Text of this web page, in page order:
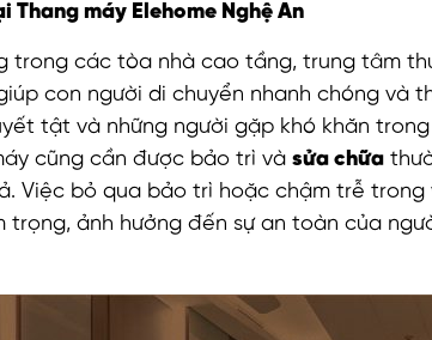
máy Elehome Nghệ An
trong các tòa nhà cao tầng, trung tâm
con người di chuyển nhanh chóng và
tật và những người gặp khó khăn trong
cũng cần được bảo trì và sửa chữa
Việc bỏ qua bảo trì hoặc chậm trễ trong
ảnh hưởng đến sự an toàn của